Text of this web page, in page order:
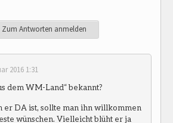
Zum Antworten anmelden
2016 1:31
dem WM-Land“ bekannt?
er DA ist, sollte man ihn willkommen
wünschen. Vielleicht blüht er ja